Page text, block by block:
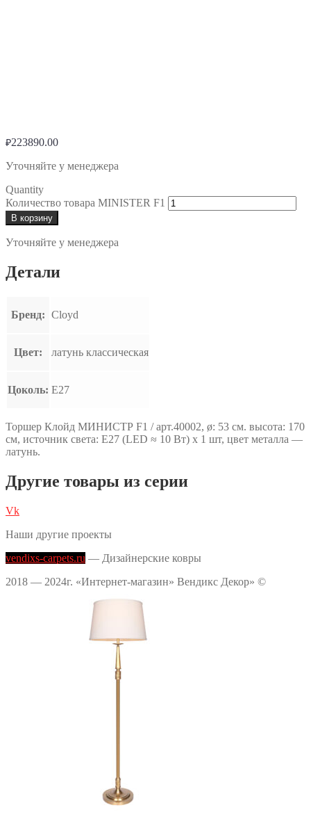
₽223890.00
Уточняйте у менеджера
Quantity
Количество товара MINISTER F1
В корзину
Уточняйте у менеджера
Детали
Бренд: Cloyd
Цвет: латунь классическая
Цоколь: E27
Торшер Клойд МИНИСТР F1 / арт.40002, ø: 53 см. высота: 170
см, источник света: E27 (LED ≈ 10 Вт) х 1 шт, цвет металла —
латунь.
Другие товары из серии
Vk
Наши другие проекты
vendixs-carpets.ru — Дизайнерские ковры
2018 — 2024г. «Интернет-магазин» Вендикс Декор» ©